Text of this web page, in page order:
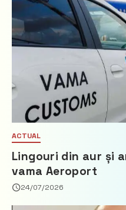
ACTUAL
Lingouri din aur și
vama Aeroport
24/07/2026